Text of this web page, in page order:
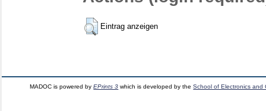
Eintrag anzeigen
MADOC is powered byEPrints 3 which is developed by theSchool of Electronics and